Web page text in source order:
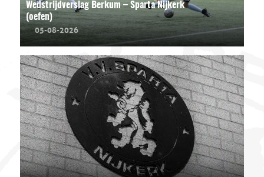
Wedstrijdverslag Berkum – Sparta Nijkerk
(oefen)
05-08-2026